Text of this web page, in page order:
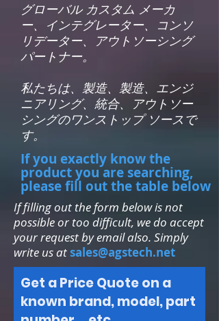
グローバル カスタム メーカ
ー、インテグレーター、コンソ
リデーター、アウトソーシング
パートナー。
私たちは、製造、製造、エンジ
ニアリング、統合、アウトソー
シングのワンストップ ソースで
す。
If you exactly know the
product you are searching,
please fill out the table below
If filling out the form below is not
possible or too difficult, we do accept
your request by email also. Simply
write us atsales@agstech.net
Get a Price Quote on a
known brand, model, part